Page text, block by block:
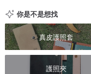
你是不是想找
真皮護照套
護照夾